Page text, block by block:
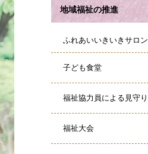
地域福祉の推進
ふれあいいきいきサロン
子ども食堂
福祉協力員による見守り
福祉大会